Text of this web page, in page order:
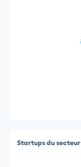
Startups du